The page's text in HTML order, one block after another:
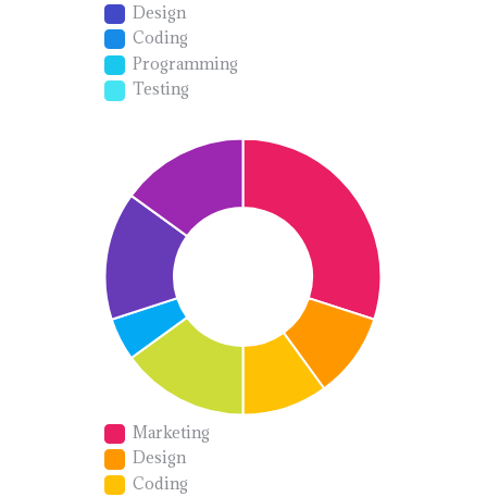
Design
Coding
Programming
Testing
Marketing
Design
Coding